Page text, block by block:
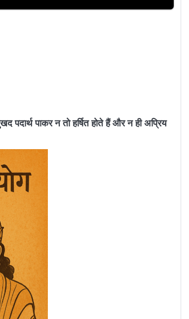
पदार्थ पाकर न तो हर्षित होते हैं और न ही अप्रिय